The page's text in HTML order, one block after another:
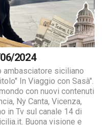
2024
ambasciatore siciliano
In Viaggio con Sasà".
con nuovi contenuti
Ny Canta, Vicenza,
in Tv sul canale 14 di
Buona visione e